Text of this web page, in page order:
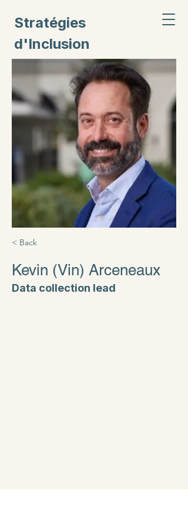
Stratégies
d'Inclusion
< Back
Kevin (Vin) Arceneaux
Data collection lead